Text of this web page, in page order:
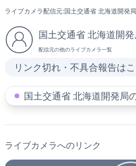
ライブカメラ配信元:国土交通省 北海道開発局
国土交通省 北海道開
配信元の他のライブカメラ一覧
リンク切れ・不具合報告は
国土交通省 北海道開発局
ライブカメラへのリンク